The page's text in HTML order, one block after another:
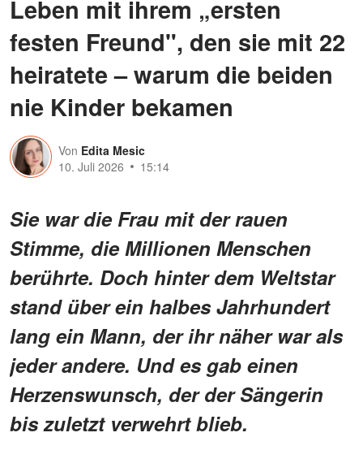
Leben mit ihrem „ersten
festen Freund", den sie mit 22
heiratete – warum die beiden
nie Kinder bekamen
Von Edita Mesic
10. Juli 2026
15:14
Sie war die Frau mit der rauen
Stimme, die Millionen Menschen
berührte. Doch hinter dem Weltstar
stand über ein halbes Jahrhundert
lang ein Mann, der ihr näher war als
jeder andere. Und es gab einen
Herzenswunsch, der der Sängerin
bis zuletzt verwehrt blieb.